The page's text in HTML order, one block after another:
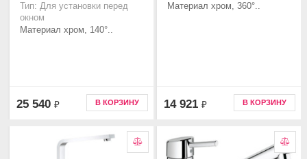
Тип: Для установки перед
окном
Материал хром, 140°..
25 540 ₽ В КОРЗИНУ
Материал хром, 360°..
14 921 ₽ В КОРЗИНУ